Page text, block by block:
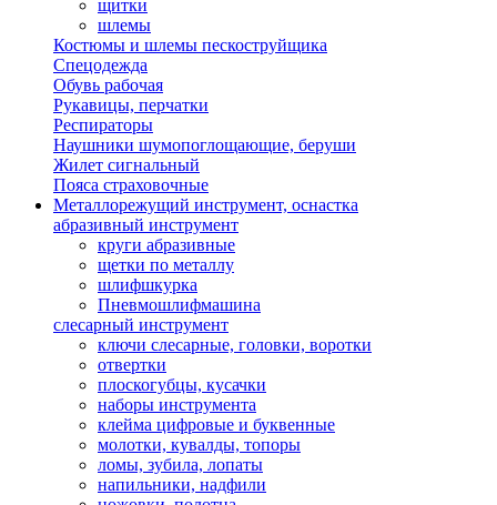
щитки
шлемы
Костюмы и шлемы пескоструйщика
Спецодежда
Обувь рабочая
Рукавицы, перчатки
Респираторы
Наушники шумопоглощающие, беруши
Жилет сигнальный
Пояса страховочные
Металлорежущий инструмент, оснастка
абразивный инструмент
круги абразивные
щетки по металлу
шлифшкурка
Пневмошлифмашина
слесарный инструмент
ключи слесарные, головки, воротки
отвертки
плоскогубцы, кусачки
наборы инструмента
клейма цифровые и буквенные
молотки, кувалды, топоры
ломы, зубила, лопаты
напильники, надфили